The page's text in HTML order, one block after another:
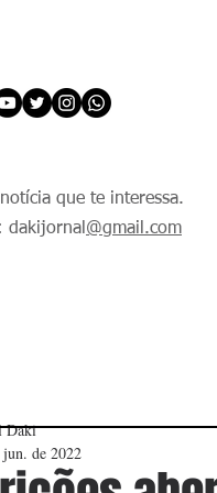
que te interessa.
dakijornal @gmail.com
Daki
de 2022